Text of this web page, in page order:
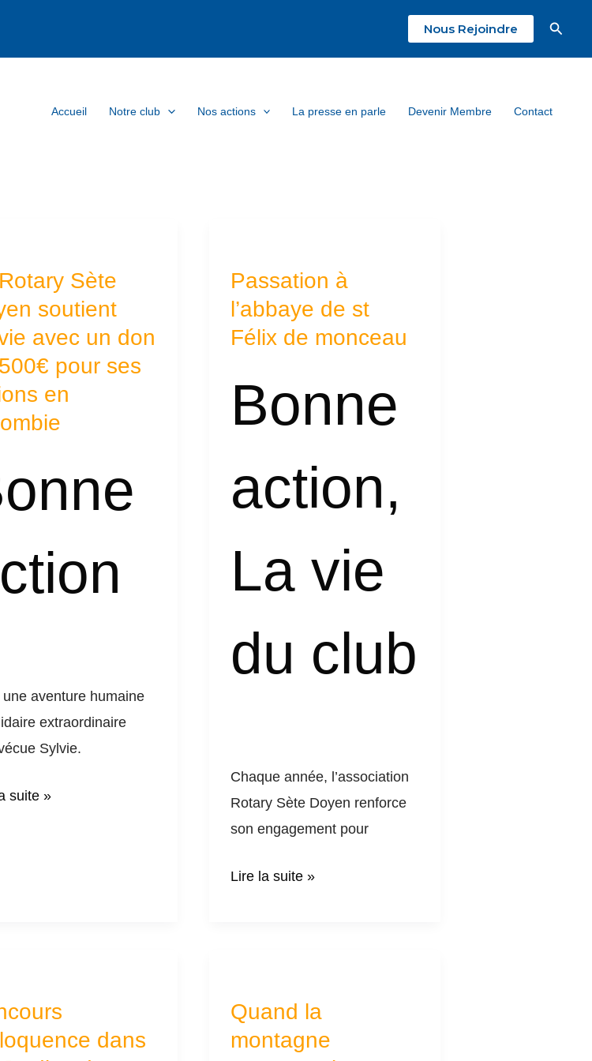
Nous Rejoindre
Accueil Notre club Nos actions La presse en parle Devenir Membre Contact
Sète
soutient
avec un don
pour ses
en
une aventure humaine
extraordinaire
Sylvie.
suite »
Passation à
l’abbaye de st
Félix de monceau
Bonne
action,
La vie
du club
Chaque année, l’association
Rotary Sète Doyen renforce
son engagement pour
l’abbaye
de
st
de
monceau
Lire la suite »
dans
Quand la
montagne
montagne
rencontre